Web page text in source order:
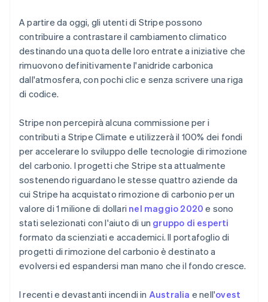
Stripe Sessions 2026
Scopri come Stripe sta costruendo l'infrastruttura
A partire da oggi, gli utenti di Stripe possono
contribuire a contrastare il cambiamento climatico
destinando una quota delle loro entrate a iniziative che
rimuovono definitivamente l'anidride carbonica
dall'atmosfera, con pochi clic e senza scrivere una riga
di codice.
Stripe non percepirà alcuna commissione per i
contributi a Stripe Climate e utilizzerà il 100% dei fondi
per accelerare lo sviluppo delle tecnologie di rimozione
del carbonio. I progetti che Stripe sta attualmente
sostenendo riguardano le stesse quattro aziende da
cui Stripe ha acquistato rimozione di carbonio per un
valore di 1 milione di dollari nel maggio 2020 e sono
stati selezionati con l'aiuto di un gruppo di esperti
formato da scienziati e accademici. Il portafoglio di
progetti di rimozione del carbonio è destinato a
evolversi ed espandersi man mano che il fondo cresce.
I recenti e devastanti incendi in Australia e nell'ovest